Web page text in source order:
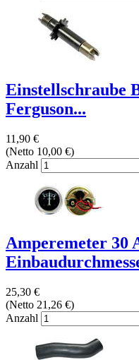
Einstellschraube
Ferguson...
11,90 €
(Netto 10,00 €)
Anzahl
Amperemeter 30
25,30 €
(Netto 21,26 €)
Anzahl